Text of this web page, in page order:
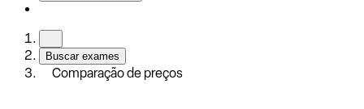
Buscar exames
Comparação de preços